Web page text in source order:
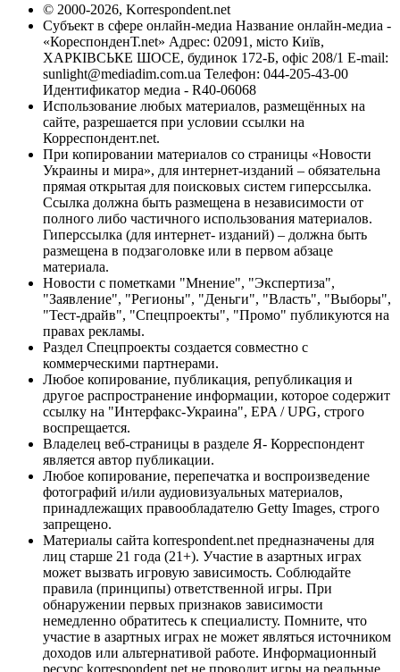
© 2000-2026, Korrespondent.net
Субъект в сфере онлайн-медиа Название онлайн-медиа -
«КореспонденТ.net» Адрес: 02091, місто Київ,
ХАРКІВСЬКЕ ШОСЕ, будинок 172-Б, офіс 208/1 E-mail:
sunlight@mediadim.com.ua Телефон: 044-205-43-00
Идентификатор медиа - R40-06068
Использование любых материалов, размещённых на
сайте, разрешается при условии ссылки на
Корреспондент.net.
При копировании материалов со страницы «Новости
Украины и мира», для интернет-изданий – обязательна
прямая открытая для поисковых систем гиперссылка.
Ссылка должна быть размещена в независимости от
полного либо частичного использования материалов.
Гиперссылка (для интернет- изданий) – должна быть
размещена в подзаголовке или в первом абзаце
материала.
Новости с пометками "Мнение", "Экспертиза",
"Заявление", "Регионы", "Деньги", "Власть", "Выборы",
"Тест-драйв", "Спецпроекты", "Промо" публикуются на
правах рекламы.
Раздел Спецпроекты создается совместно с
коммерческими партнерами.
Любое копирование, публикация, републикация и
другое распространение информации, которое содержит
ссылку на "Интерфакс-Украина", EPA / UPG, строго
воспрещается.
Владелец веб-страницы в разделе Я- Корреспондент
является автор публикации.
Любое копирование, перепечатка и воспроизведение
фотографий и/или аудиовизуальных материалов,
принадлежащих правообладателю Getty Images, строго
запрещено.
Материалы сайта korrespondent.net предназначены для
лиц старше 21 года (21+). Участие в азартных играх
может вызвать игровую зависимость. Соблюдайте
правила (принципы) ответственной игры. При
обнаружении первых признаков зависимости
немедленно обратитесь к специалисту. Помните, что
участие в азартных играх не может являться источником
доходов или альтернативой работе. Информационный
ресурс korrespondent.net не проводит игры на реальные